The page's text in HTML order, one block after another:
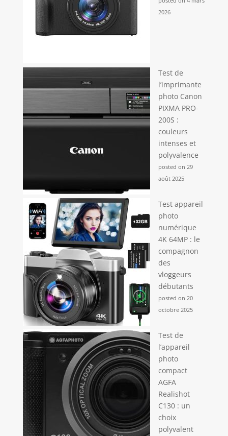
2026
Test de
l’imprimante
photo Canon
PIXMA PRO-
200S :
couleurs
intenses et
polyvalence
posted on 29
août 2025
Test appareil
photo
numérique
4K 64MP : le
compagnon
des
vloggeurs
débutants
posted on 20
octobre 2025
Test de
l’appareil
photo
compact
AGFA
Realishot
C130 : un
choix
polyvalent